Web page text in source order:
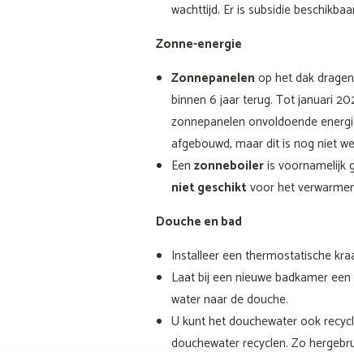
wachttijd. Er is subsidie
Zonne-energie
Zonnepanelen op het dak
binnen 6 jaar terug. Tot januari
zonnepanelen onvoldoende
afgebouwd, maar dit is nog niet
Een zonneboileris voornamelijk
niet geschiktvoor het
Douche en bad
Installeer een thermostatische
Laat bij een nieuwe badkamer
water naar de douche.
U kunt het douchewater ook
douchewater recyclen. Zo